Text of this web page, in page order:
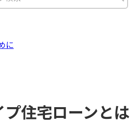
に
プ住宅ローンとは